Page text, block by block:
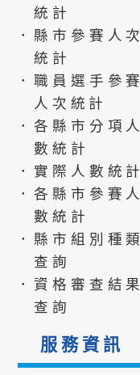
統計
．縣市參賽人次
統計
．職員選手參賽
人次統計
．各縣市分項人
數統計
．實際人數統計
．各縣市參賽人
數統計
．縣市組別種類
查詢
．資格審查結果
查詢
服務資訊